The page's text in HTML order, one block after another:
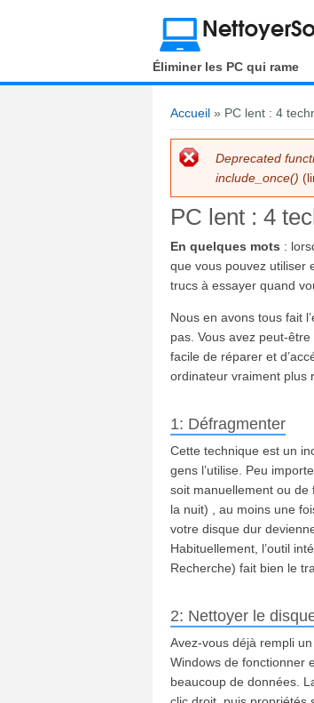
Éliminer les PC qui rame
Accueil » PC lent : 4
Error
Deprecated
include_once()
PC lent : 4
En quelques mots :
que vous pouvez utiliser
trucs à essayer quand
Nous en avons tous fait
pas. Vous avez peut-
facile de réparer et
ordinateur vraiment plus
1: Défragmenter
Cette technique est un
gens l’utilise. Peu
soit manuellement ou
la nuit) , au moins une
votre disque dur
Habituellement, l’outil
Recherche) fait bien le
2: Nettoyer le
Avez-vous déjà rempli
Windows de fonctionner
beaucoup de données.